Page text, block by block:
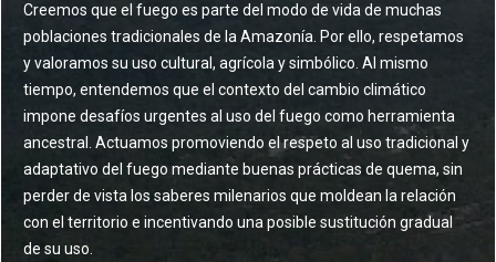
Creemos que el fuego es parte del modo de vida de muchas
poblaciones tradicionales de la Amazonía. Por ello, respetamos
y valoramos su uso cultural, agrícola y simbólico. Al mismo
tiempo, entendemos que el contexto del cambio climático
impone desafíos urgentes al uso del fuego como herramienta
ancestral. Actuamos promoviendo el respeto al uso tradicional y
adaptativo del fuego mediante buenas prácticas de quema, sin
perder de vista los saberes milenarios que moldean la relación
con el territorio e incentivando una posible sustitución gradual
de su uso.